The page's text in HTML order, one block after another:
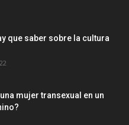
que saber sobre la cultura
mujer transexual en un